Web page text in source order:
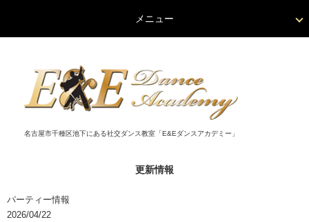
名古屋市千種区池下にある社交ダンス教室「E&Eダンスアカデミー」
更新情報
パーティー情報
2026/04/22
メニュー